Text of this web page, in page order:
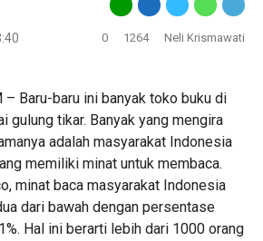
0 1264 Neli Krismawati
– Baru-baru ini banyak toko buku di
gulung tikar. Banyak yang mengira
adalah masyarakat Indonesia
memiliki minat untuk membaca.
minat baca masyarakat Indonesia
dari bawah dengan persentase
Hal ini berarti lebih dari 1000 orang